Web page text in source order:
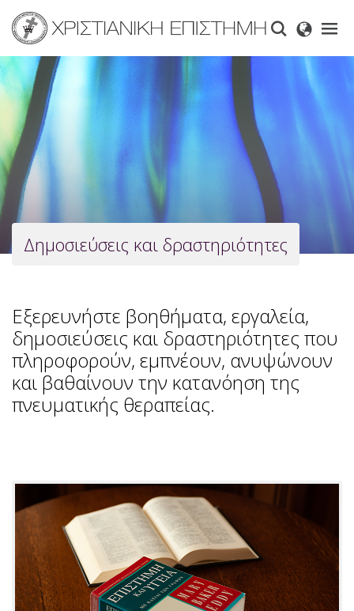
main
content
Δημοσιεύσεις και δραστηριότητες
Εξερευνήστε βοηθήματα, εργαλεία,
δημοσιεύσεις και δραστηριότητες που
πληροφορούν, εμπνέουν, ανυψώνουν
και βαθαίνουν την κατανόηση της
πνευματικής θεραπείας.